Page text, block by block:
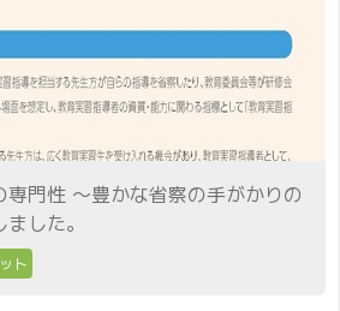
専門性 ～豊かな省察の手がかりの
した。
ト